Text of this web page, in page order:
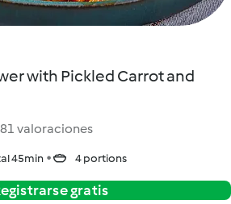
with Pickled Carrot and
81 valoraciones
45min 4 portions
gratis